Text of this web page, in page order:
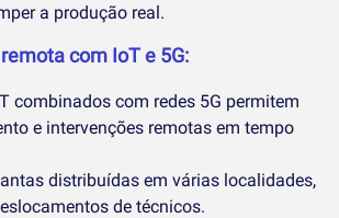
a produção real.
com IoT e 5G:
combinados com redes 5G permitem
e intervenções remotas em tempo
distribuídas em várias localidades,
de técnicos.